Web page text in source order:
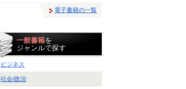
電子書籍の一覧
一般書籍を
ジャンルで探す
ビジネス
社会/政治